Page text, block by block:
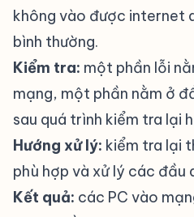
không vào được internet
bình thường.
Kiểm tra: một phần lỗi
mạng, một phần nằm ở
sau quá trình kiểm tra lại
Hướng xử lý: kiểm tra lại
phù hợp và xử lý các đầu
Kết quả: các PC vào